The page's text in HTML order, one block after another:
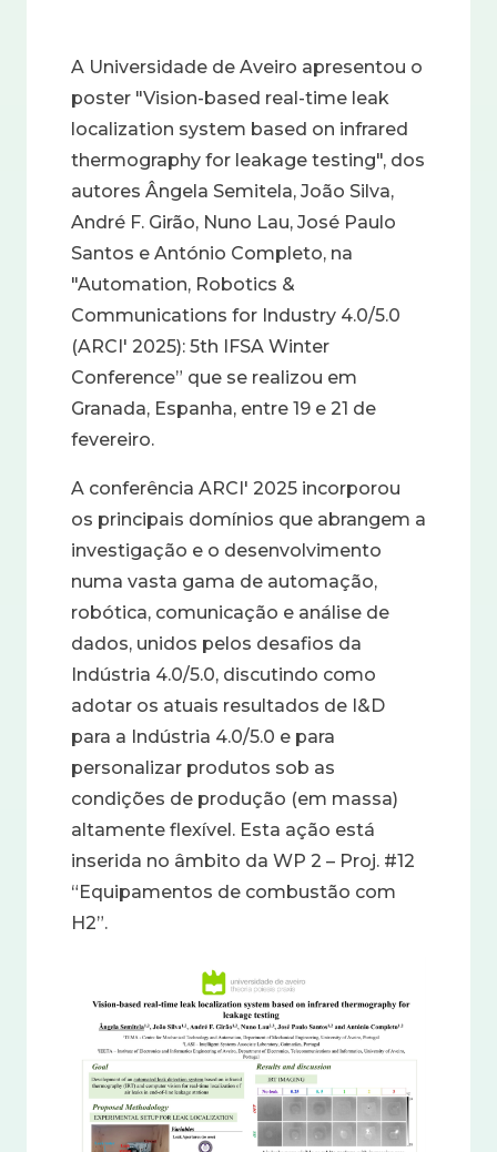
A Universidade de Aveiro apresentou o
poster "Vision-based real-time leak
localization system based on infrared
thermography for leakage testing", dos
autores Ângela Semitela, João Silva,
André F. Girão, Nuno Lau, José Paulo
Santos e António Completo, na
"Automation, Robotics &
Communications for Industry 4.0/5.0
(ARCI' 2025): 5th IFSA Winter
Conference” que se realizou em
Granada, Espanha, entre 19 e 21 de
fevereiro.
A conferência ARCI' 2025 incorporou
os principais domínios que abrangem a
investigação e o desenvolvimento
numa vasta gama de automação,
robótica, comunicação e análise de
dados, unidos pelos desafios da
Indústria 4.0/5.0, discutindo como
adotar os atuais resultados de I&D
para a Indústria 4.0/5.0 e para
personalizar produtos sob as
condições de produção (em massa)
altamente flexível. Esta ação está
inserida no âmbito da WP 2 – Proj. #12
“Equipamentos de combustão com
H2”.